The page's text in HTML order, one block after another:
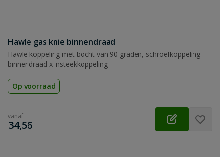
Hawle gas knie binnendraad
Hawle koppeling met bocht van 90 graden, schroefkoppeling
binnendraad x insteekkoppeling
Op voorraad
vanaf
€
34,56